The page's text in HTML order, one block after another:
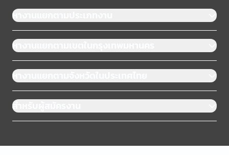
หางานแยกตามประเภทงาน
หางานแยกตามเขตในกรุงเทพมหานคร
หางานแยกตามจังหวัดในประเทศไทย
สำหรับผู้สมัครงาน